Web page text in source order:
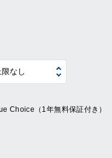
Choice（1年無料保証付き）